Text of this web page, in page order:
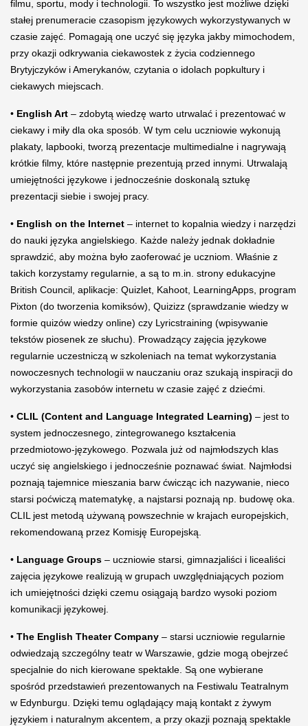
filmu, sportu, mody i technologii. To wszystko jest możliwe dzięki
stałej prenumeracie czasopism językowych wykorzystywanych w
czasie zajęć. Pomagają one uczyć się języka jakby mimochodem,
przy okazji odkrywania ciekawostek z życia codziennego
Brytyjczyków i Amerykanów, czytania o idolach popkultury i
ciekawych miejscach.
• English Art – zdobytą wiedzę warto utrwalać i prezentować w
ciekawy i miły dla oka sposób. W tym celu uczniowie wykonują
plakaty, lapbooki, tworzą prezentacje multimedialne i nagrywają
krótkie filmy, które następnie prezentują przed innymi. Utrwalają
umiejętności językowe i jednocześnie doskonalą sztukę
prezentacji siebie i swojej pracy.
• English on the Internet – internet to kopalnia wiedzy i narzędzi
do nauki języka angielskiego. Każde należy jednak dokładnie
sprawdzić, aby można było zaoferować je uczniom. Właśnie z
takich korzystamy regularnie, a są to m.in. strony edukacyjne
British Council, aplikacje: Quizlet, Kahoot, LearningApps, program
Pixton (do tworzenia komiksów), Quizizz (sprawdzanie wiedzy w
formie quizów wiedzy online) czy Lyricstraining (wpisywanie
tekstów piosenek ze słuchu). Prowadzący zajęcia językowe
regularnie uczestniczą w szkoleniach na temat wykorzystania
nowoczesnych technologii w nauczaniu oraz szukają inspiracji do
wykorzystania zasobów internetu w czasie zajęć z dziećmi.
• CLIL (Content and Language Integrated Learning) – jest to
system jednoczesnego, zintegrowanego kształcenia
przedmiotowo-językowego. Pozwala już od najmłodszych klas
uczyć się angielskiego i jednocześnie poznawać świat. Najmłodsi
poznają tajemnice mieszania barw ćwicząc ich nazywanie, nieco
starsi poćwiczą matematykę, a najstarsi poznają np. budowę oka.
CLIL jest metodą używaną powszechnie w krajach europejskich,
rekomendowaną przez Komisję Europejską.
• Language Groups – uczniowie starsi, gimnazjaliści i licealiści
zajęcia językowe realizują w grupach uwzględniających poziom
ich umiejętności dzięki czemu osiągają bardzo wysoki poziom
komunikacji językowej.
• The English Theater Company – starsi uczniowie regularnie
odwiedzają szczególny teatr w Warszawie, gdzie mogą obejrzeć
specjalnie do nich kierowane spektakle. Są one wybierane
spośród przedstawień prezentowanych na Festiwalu Teatralnym
w Edynburgu. Dzięki temu oglądający mają kontakt z żywym
językiem i naturalnym akcentem, a przy okazji poznają spektakle